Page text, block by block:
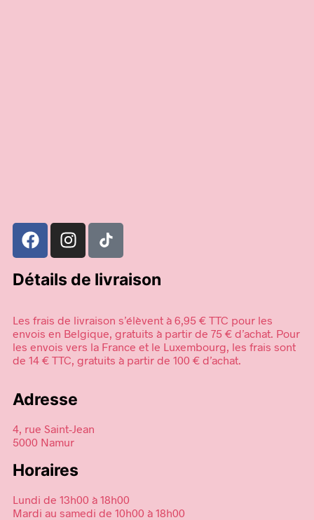
Détails de livraison
Les frais de livraison s’élèvent à 6,95 € TTC pour les
envois en Belgique, gratuits à partir de 75 € d’achat. Pour
les envois vers la France et le Luxembourg, les frais sont
de 14 € TTC, gratuits à partir de 100 € d’achat.
Adresse
4, rue Saint-Jean
5000 Namur
Horaires
Lundi de 13h00 à 18h00
Mardi au samedi de 10h00 à 18h00